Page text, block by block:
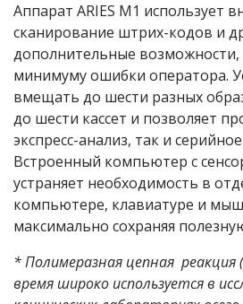
Аппарат ARIES M1 использует
сканирование штрих-кодов и
дополнительные возможности,
минимуму ошибки оператора.
вмещать до шести разных
до шести кассет и позволяет
экспресс-анализ, так и
Встроенный компьютер с
устраняет необходимость в
компьютере, клавиатуре и
максимально сохраняя
* Полимеразная цепная
время широко используется в